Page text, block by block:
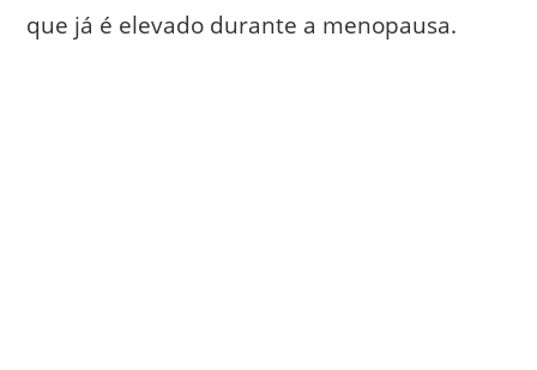
que já é elevado durante a menopausa.